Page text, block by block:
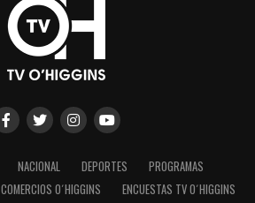
NACIONAL DEPORTES
PROGRAMAS
COMERCIOS O´HIGGINS
ENCUESTAS TV O´HIGGINS